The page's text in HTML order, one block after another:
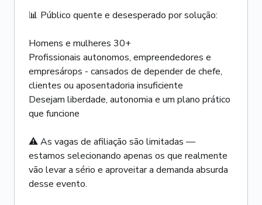
📊 Público quente e desesperado por solução:
Homens e mulheres 30+
Profissionais autonomos, empreendedores e
empresárops - cansados de depender de chefe,
clientes ou aposentadoria insuficiente
Desejam liberdade, autonomia e um plano prático
que funcione
⚠️ As vagas de afiliação são limitadas —
estamos selecionando apenas os que realmente
vão levar a sério e aproveitar a demanda absurda
desse evento.